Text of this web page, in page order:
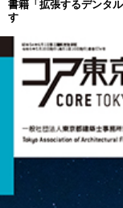
書籍「拡張するデンタ
す